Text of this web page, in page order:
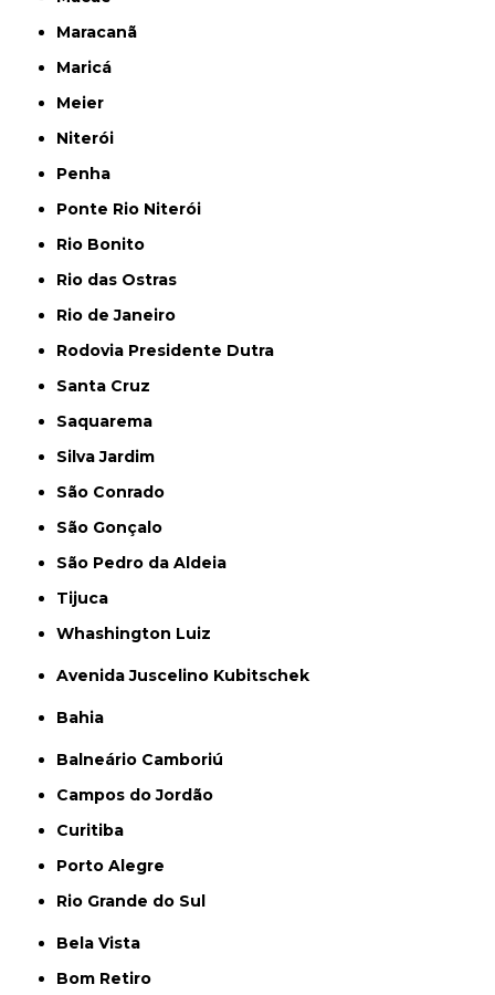
Maracanã
Maricá
Meier
Niterói
Penha
Ponte Rio Niterói
Rio Bonito
Rio das Ostras
Rio de Janeiro
Rodovia Presidente Dutra
Santa Cruz
Saquarema
Silva Jardim
São Conrado
São Gonçalo
São Pedro da Aldeia
Tijuca
Whashington Luiz
Avenida Juscelino Kubitschek
Bahia
Balneário Camboriú
Campos do Jordão
Curitiba
Porto Alegre
Rio Grande do Sul
Bela Vista
Bom Retiro